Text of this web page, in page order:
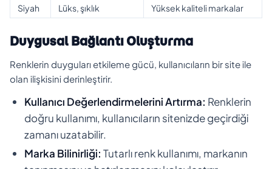
Siyah
Lüks, şıklık Yüksek kaliteli markalar
Duygusal Bağlantı Oluşturma
Renklerin duyguları etkileme gücü, kullanıcıların bir site ile
olan ilişkisini derinleştirir.
Kullanıcı Değerlendirmelerini Artırma: Renklerin
doğru kullanımı, kullanıcıların sitenizde geçirdiği
zamanı uzatabilir.
Marka Bilinirliği: Tutarlı renk kullanımı, markanın